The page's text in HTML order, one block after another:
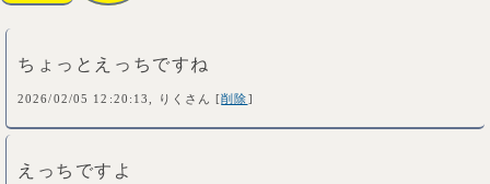
ちょっとえっちですね
2026/02/05 12:20:13, りくさん [削除]
えっちですよ